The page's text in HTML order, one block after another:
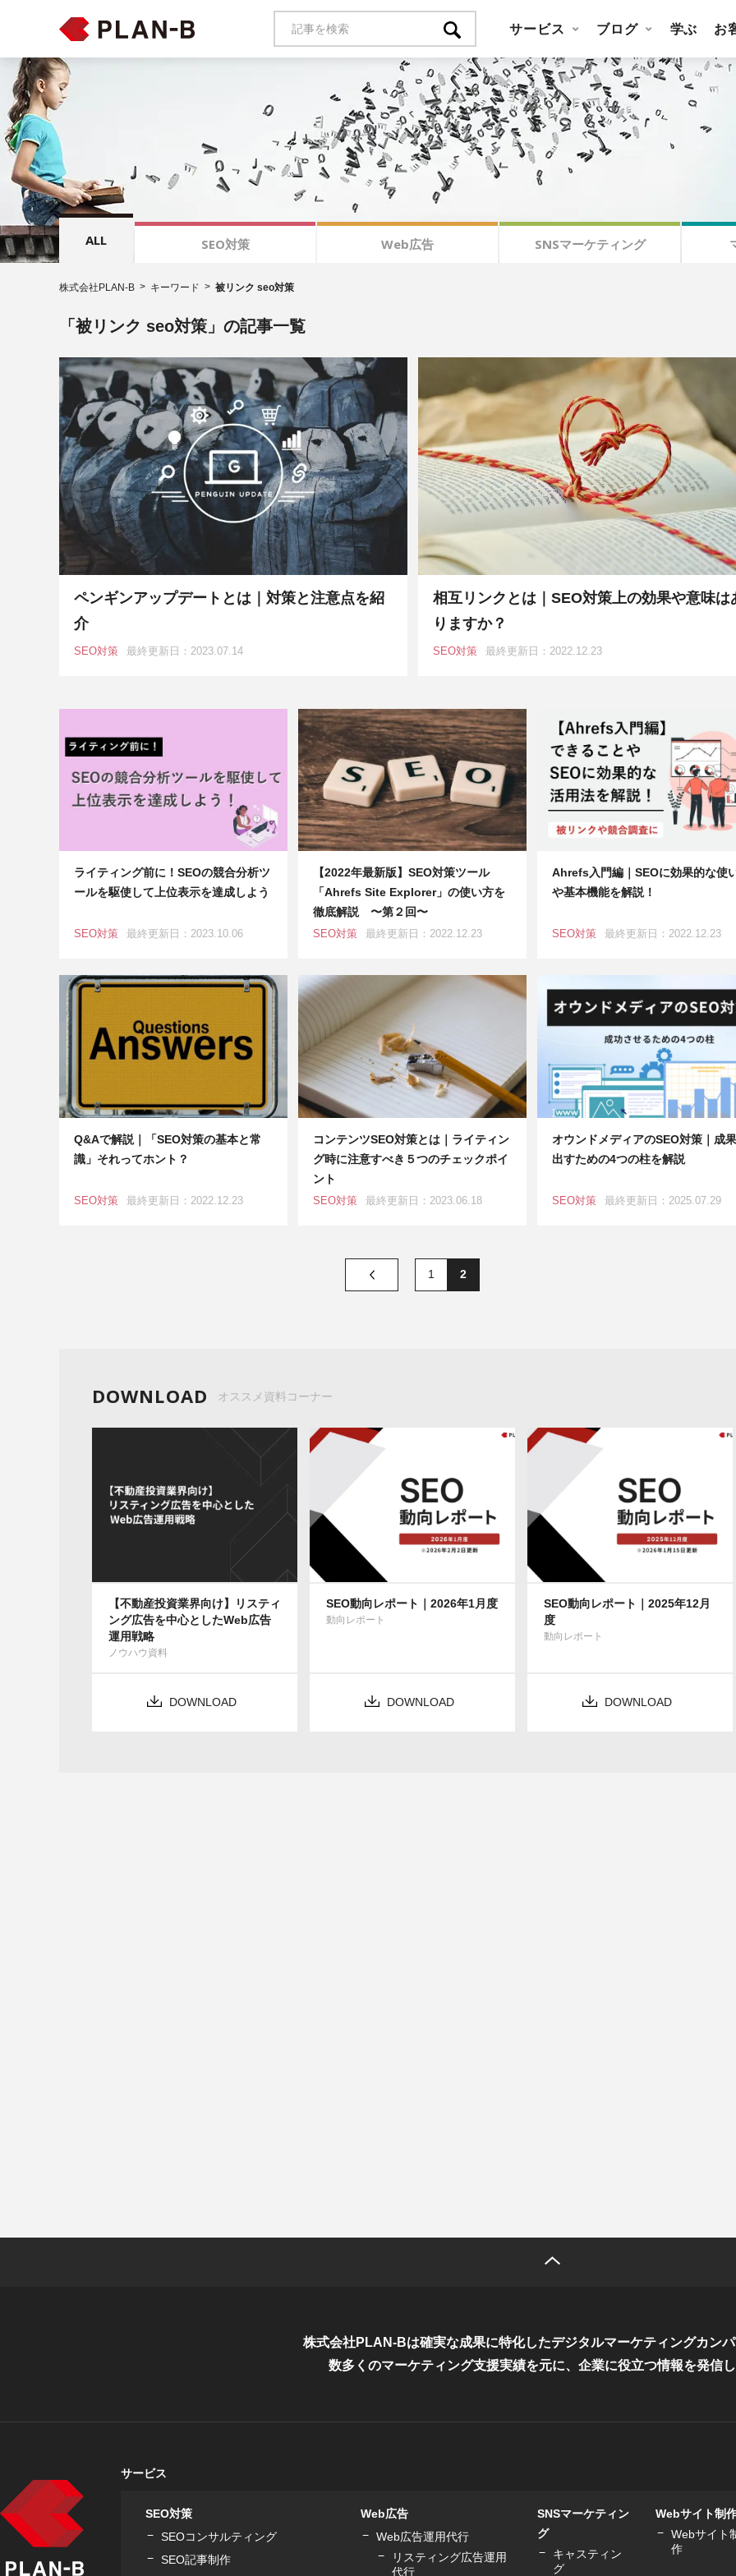
サービス ブログ 学ぶ お
ALL SEO対策 Web広告 SNSマーケティング
株式会社PLAN-B キーワード 被リンク seo対策
「被リンク seo対策」の記事一覧
ペンギンアップデートとは｜対策と注意点を紹
介
SEO対策 最終更新日：2023.07.14
相互リンクとは｜SEO対策上の効果や意味は
りますか？
SEO対策 最終更新日：2022.12.23
ライティング前に！SEOの競合分析ツ
ールを駆使して上位表示を達成しよう
SEO対策 最終更新日：2023.10.06
【2022年最新版】SEO対策ツール
「Ahrefs Site Explorer」の使い方を
徹底解説 〜第２回〜
SEO対策 最終更新日：2022.12.23
Ahrefs入門編｜SEOに効果的な使
や基本機能を解説！
SEO対策 最終更新日：2022.12.23
Q&Aで解説｜「SEO対策の基本と常
識」それってホント？
SEO対策 最終更新日：2022.12.23
コンテンツSEO対策とは｜ライティン
グ時に注意すべき５つのチェックポイ
ント
SEO対策 最終更新日：2023.06.18
オウンドメディアのSEO対策｜成
出すための4つの柱を解説
SEO対策 最終更新日：2025.07.29
1 2
DOWNLOAD オススメ資料コーナー
【不動産投資業界向け】リスティ
ング広告を中心としたWeb広告
運用戦略
ノウハウ資料
DOWNLOAD
SEO動向レポート｜2026年1月度
動向レポート
DOWNLOAD
SEO動向レポート｜2025年12月
度
動向レポート
DOWNLOAD
株式会社PLAN-Bは確実な成果に特化したデジタルマーケティングカン
数多くのマーケティング支援実績を元に、 企業に役立つ情報を発信
サービス
SEO対策
SEOコンサルティング
SEO記事制作
Web広告
Web広告運用代行
リスティング広告運用
代行
SNSマーケティン
グ
キャスティン
グ
Webサイト制
Webサイト
作